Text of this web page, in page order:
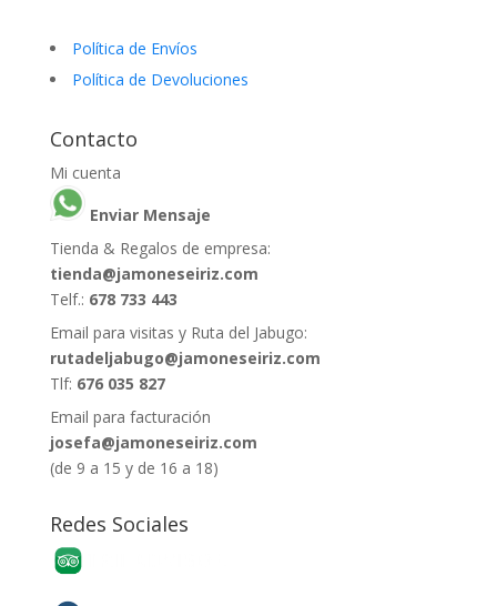
Política de Envíos
Política de Devoluciones
Contacto
Mi cuenta
Enviar Mensaje
Tienda & Regalos de empresa:
tienda@jamoneseiriz.com
Telf.: 678 733 443
Email para visitas y Ruta del Jabugo:
rutadeljabugo@jamoneseiriz.com
Tlf: 676 035 827
Email para facturación
josefa@jamoneseiriz.com
(de 9 a 15 y de 16 a 18)
Redes Sociales